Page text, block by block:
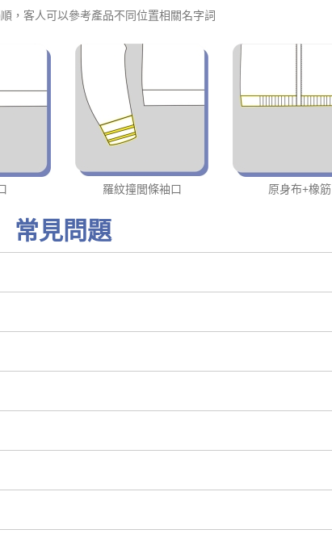
，客人可以參考產品不同位置相關名字詞
羅紋撞閭條袖口 原身布+橡筋
常見問題